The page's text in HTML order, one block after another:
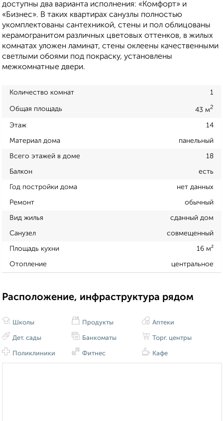
доступны два варианта исполнения: «Комфорт» и
«Бизнес». В таких квартирах санузлы полностью
укомплектованы сантехникой, стены и пол облицованы
керамогранитом различных цветовых оттенков, в жилых
комнатах уложен ламинат, стены оклеены качественными
светлыми обоями под покраску, установлены
межкомнатные двери.
Количество комнат 1
Общая площадь 43 м2
Этаж 14
Материал дома панельный
Всего этажей в доме 18
Балкон есть
Год постройки дома нет данных
Ремонт обычный
Вид жилья сданный дом
Санузел совмещенный
Площадь кухни 16 м²
Отопление центральное
Расположение, инфраструктура рядом
Школы
Дет. сады
Поликлиники
Продукты
Банкоматы
Фитнес
Аптеки
Торг. центры
Кафе